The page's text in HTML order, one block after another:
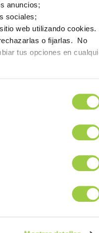
anuncios;
sociales;
web utilizando cookies.
o fijarlas. No
tus opciones en
pueden
(dependiendo de la
coste.